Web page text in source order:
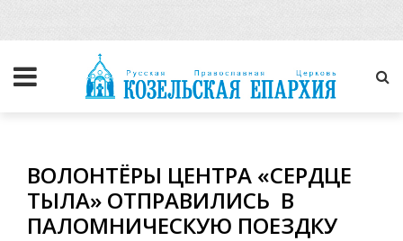
ВОЛОНТЁРЫ ЦЕНТРА «СЕРДЦЕ
ТЫЛА» ОТПРАВИЛИСЬ В
ПАЛОМНИЧЕСКУЮ ПОЕЗДКУ